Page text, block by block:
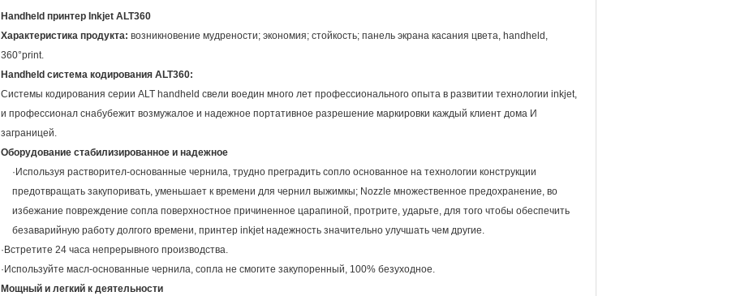
Handheld принтер Inkjet ALT360
Характеристика продукта: возникновение мудрености; экономия; стойкость; панель экрана касания цвета, handheld,
360°print.
Handheld система кодирования ALT360:
Системы кодирования серии ALT handheld свели воедин много лет профессионального опыта в развитии технологии inkjet,
и профессионал снабубежит возмужалое и надежное портативное разрешение маркировки каждый клиент дома И
заграницей.
Оборудование стабилизированное и надежное
·Используя растворител-основанные чернила, трудно преградить сопло основанное на технологии конструкции
предотвращать закупоривать, уменьшает к времени для чернил выжимкы; Nozzle множественное предохранение, во
избежание повреждение сопла поверхностное причиненное царапиной, протрите, ударьте, для того чтобы обеспечить
безаварийную работу долгого времени, принтер inkjet надежность значительно улучшать чем другие.
·Встретите 24 часа непрерывного производства.
·Используйте масл-основанные чернила, сопла не смогите закупоренный, 100% безуходное.
Мощный и легкий к деятельности